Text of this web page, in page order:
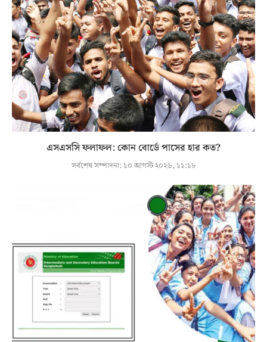
এসএসসি ফলাফল: কোন বোর্ডে পাসের হার কত?
সর্বশেষ সম্পাদনা: ১০ আগস্ট ২০২৬, ১১:১৮